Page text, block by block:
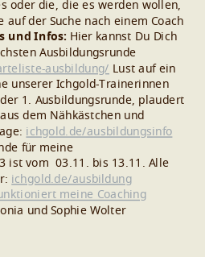
oder die, die es werden wollen,
der Suche nach einem Coach
und Infos: Hier kannst Du Dich
Ausbildungsrunde
ausbildung/
Lust auf ein
unserer Ichgold-Trainerinnen
1. Ausbildungsrunde, plaudert
dem Nähkästchen und
ichgold.de/ausbildungsinfo
für meine
ist vom 03.11. bis 13.11. Alle
ichgold.de/ausbildung
meine Coaching
und Sophie Wolter